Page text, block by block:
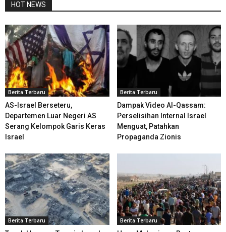
HOT NEWS
Berita Terbaru
AS-Israel Berseteru,
Departemen Luar Negeri AS
Serang Kelompok Garis Keras
Israel
Berita Terbaru
Dampak Video Al-Qassam:
Perselisihan Internal Israel
Menguat, Patahkan
Propaganda Zionis
Berita Terbaru Berita Terbaru